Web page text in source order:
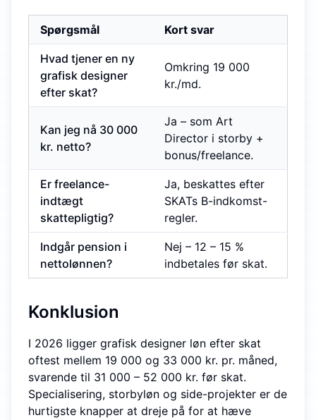
Spørgsmål Kort svar
Hvad tjener en ny
grafisk designer
efter skat?
Omkring 19 000
kr./md.
Kan jeg nå 30 000
kr. netto?
Ja – som Art
Director i storby +
bonus/freelance.
Er freelance-
indtægt
skattepligtig?
Ja, beskattes efter
SKATs B-indkomst-
regler.
Indgår pension i
nettolønnen?
Nej – 12 – 15 %
indbetales før skat.
Konklusion
I 2026 ligger grafisk designer løn efter skat
oftest mellem 19 000 og 33 000 kr. pr. måned,
svarende til 31 000 – 52 000 kr. før skat.
Specialisering, storbyløn og side-projekter er de
hurtigste knapper at dreje på for at hæve